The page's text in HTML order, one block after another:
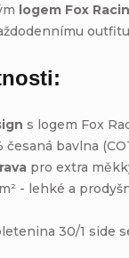
logem Fox
s logem Fox
česaná bavlna
pro extra
m² - lehké a
30/1 side